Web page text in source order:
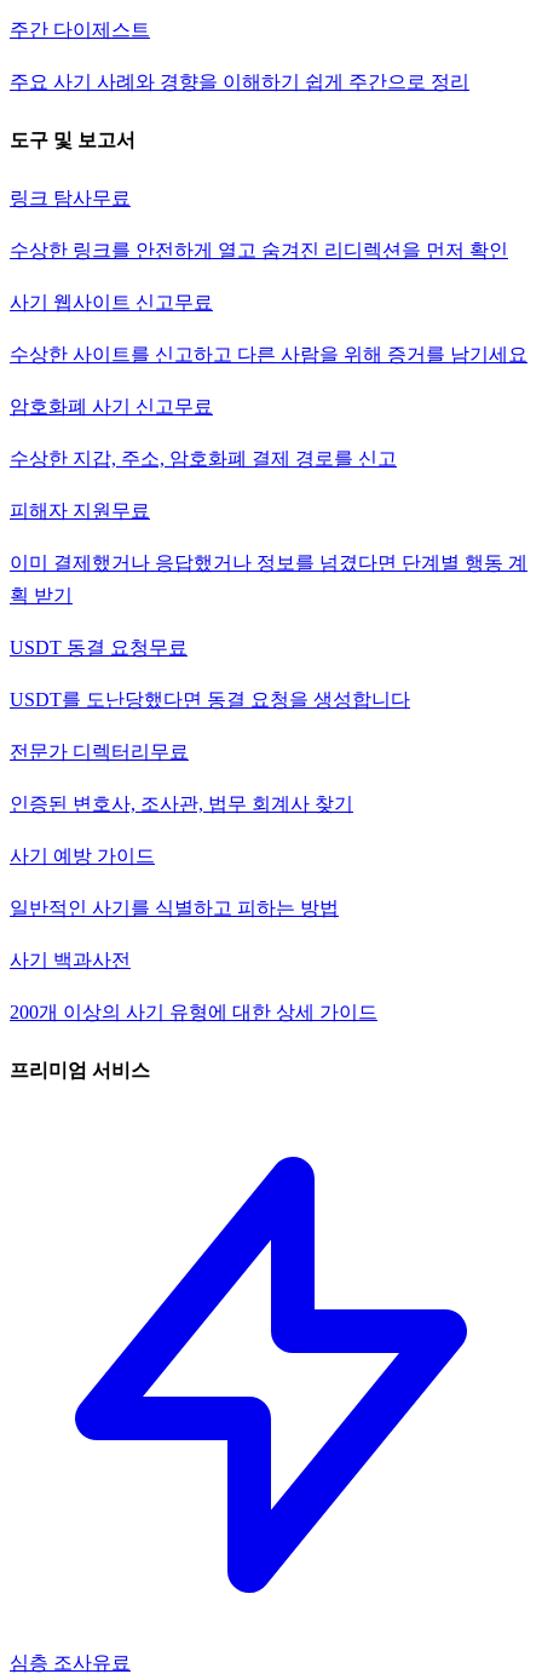
주간 다이제스트
주요 사기 사례와 경향을 이해하기 쉽게 주간으로 정리
도구 및 보고서
링크 탐사무료
수상한 링크를 안전하게 열고 숨겨진 리디렉션을 먼저 확인
사기 웹사이트 신고무료
수상한 사이트를 신고하고 다른 사람을 위해 증거를 남기세요
암호화폐 사기 신고무료
수상한 지갑, 주소, 암호화폐 결제 경로를 신고
피해자 지원 무료
이미 결제했거나 응답했거나 정보를 넘겼다면 단계별 행동 계
획 받기
USDT 동결 요청무료
USDT를 도난당했다면 동결 요청을 생성합니다
전문가 디렉터리 무료
인증된 변호사, 조사관, 법무 회계사 찾기
사기 예방 가이드
일반적인 사기를 식별하고 피하는 방법
사기 백과사전
200개 이상의 사기 유형에 대한 상세 가이드
프리미엄 서비스
심층 조사유료